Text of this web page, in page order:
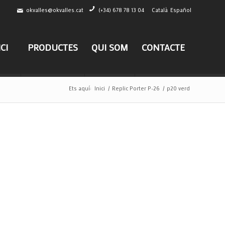
Català Español
okvalles@okvalles.cat (+34) 678 78 13 04
PRODUCTES QUI SOM CONTACTE
Ets aquí: Inici / Replic Porter P-26 / p20 verd